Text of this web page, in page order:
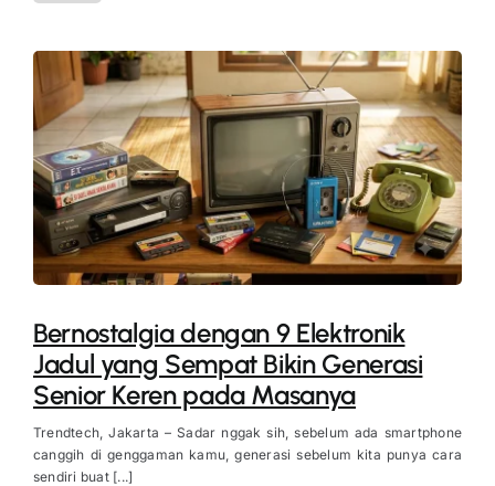
Bernostalgia dengan 9 Elektronik
Jadul yang Sempat Bikin Generasi
Senior Keren pada Masanya
Trendtech, Jakarta – Sadar nggak sih, sebelum ada smartphone
canggih di genggaman kamu, generasi sebelum kita punya cara
sendiri buat [...]